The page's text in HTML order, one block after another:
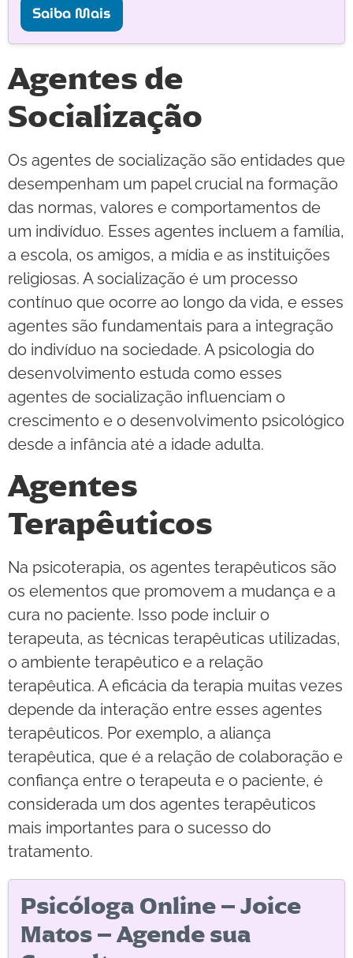
Saiba Mais
Agentes de
Socialização
Os agentes de socialização são entidades que
desempenham um papel crucial na formação
das normas, valores e comportamentos de
um indivíduo. Esses agentes incluem a família,
a escola, os amigos, a mídia e as instituições
religiosas. A socialização é um processo
contínuo que ocorre ao longo da vida, e esses
agentes são fundamentais para a integração
do indivíduo na sociedade. A psicologia do
desenvolvimento estuda como esses
agentes de socialização influenciam o
crescimento e o desenvolvimento psicológico
desde a infância até a idade adulta.
Agentes
Terapêuticos
Na psicoterapia, os agentes terapêuticos são
os elementos que promovem a mudança e a
cura no paciente. Isso pode incluir o
terapeuta, as técnicas terapêuticas utilizadas,
o ambiente terapêutico e a relação
terapêutica. A eficácia da terapia muitas vezes
depende da interação entre esses agentes
terapêuticos. Por exemplo, a aliança
terapêutica, que é a relação de colaboração e
confiança entre o terapeuta e o paciente, é
considerada um dos agentes terapêuticos
mais importantes para o sucesso do
tratamento.
Psicóloga Online – Joice
Matos – Agende sua